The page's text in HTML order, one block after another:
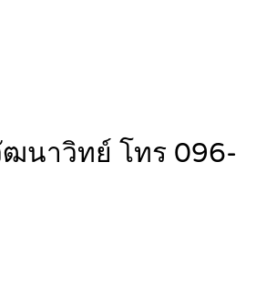
ฒนาวิทย์ โทร 096-